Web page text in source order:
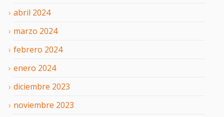
abril 2024
marzo 2024
febrero 2024
enero 2024
diciembre 2023
noviembre 2023